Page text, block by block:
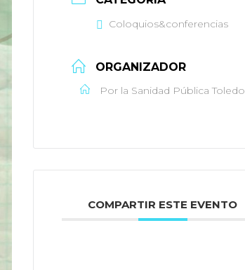
Coloquios&conferencias
ORGANIZADOR
Por la Sanidad Pública Toledo
COMPARTIR ESTE EVENTO